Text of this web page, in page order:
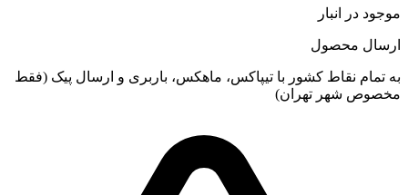
موجود در انبار
ارسال محصول
به تمام نقاط کشور با تیپاکس، ماهکس، باربری و ارسال پیک (فقط
مخصوص شهر تهران)